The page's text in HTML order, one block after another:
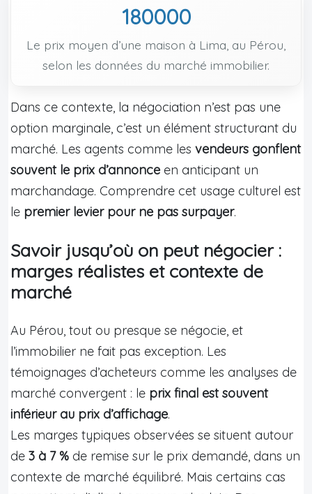
180000
Le prix moyen d’une maison à Lima, au Pérou,
selon les données du marché immobilier.
Dans ce contexte, la négociation n’est pas une
option marginale, c’est un élément structurant du
marché. Les agents comme les vendeurs gonflent
souvent le prix d’annonce en anticipant un
marchandage. Comprendre cet usage culturel est
le premier levier pour ne pas surpayer.
Savoir jusqu’où on peut négocier :
marges réalistes et contexte de
marché
Au Pérou, tout ou presque se négocie, et
l’immobilier ne fait pas exception. Les
témoignages d’acheteurs comme les analyses de
marché convergent : le prix final est souvent
inférieur au prix d’affichage.
Les marges typiques observées se situent autour
de 3 à 7 % de remise sur le prix demandé, dans un
contexte de marché équilibré. Mais certains cas